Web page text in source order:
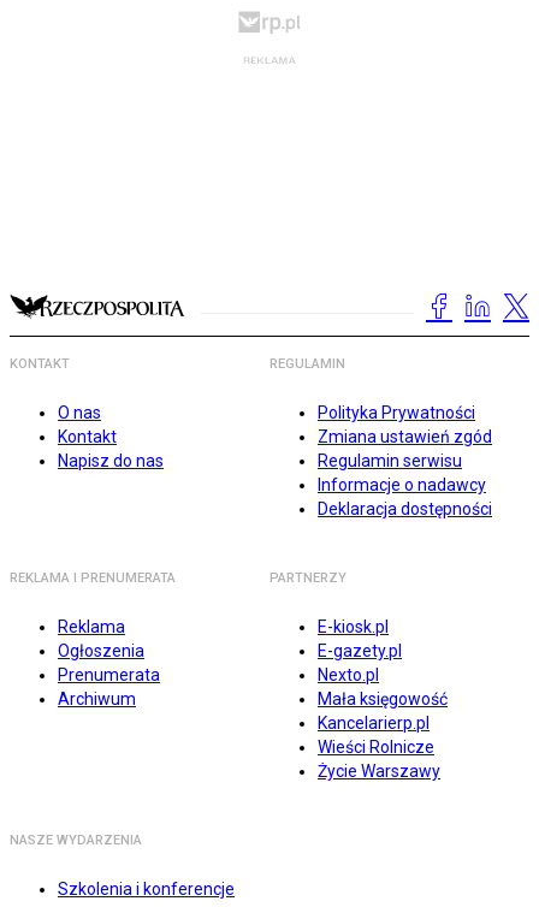
KONTAKT
O nas
Kontakt
Napisz do nas
REGULAMIN
Polityka Prywatności
Zmiana ustawień zgód
Regulamin serwisu
Informacje o nadawcy
Deklaracja dostępności
REKLAMA I PRENUMERATA
Reklama
Ogłoszenia
Prenumerata
Archiwum
PARTNERZY
E-kiosk.pl
E-gazety.pl
Nexto.pl
Mała księgowość
Kancelarierp.pl
Wieści Rolnicze
Życie Warszawy
NASZE WYDARZENIA
Szkolenia i konferencje